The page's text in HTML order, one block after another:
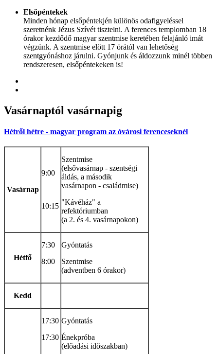
Elsőpéntekek
Minden hónap elsőpéntekjén különös odafigyeléssel
szeretnénk Jézus Szívét tisztelni. A ferences templomban 18
órakor kezdődő magyar szentmise keretében felajánló imát
végzünk. A szentmise előtt 17 órától van lehetőség
szentgyónáshoz járulni. Gyónjunk és áldozzunk minél többen
rendszeresen, elsőpéntekeken is!
Vasárnaptól vasárnapig
Hétről hétre - magyar program az óvárosi ferenceseknél
Vasárnap
9:00
10:15
Szentmise
(elsővasárnap - szentségi
áldás, a második
vasárnapon - családmise)
"Kávéház" a
refektóriumban
(a 2. és 4. vasárnapokon)
Hétfő
7:30
8:00
Gyóntatás
Szentmise
(adventben 6 órakor)
Kedd
17:30
17:30
Gyóntatás
Énekpróba
(előadási időszakban)